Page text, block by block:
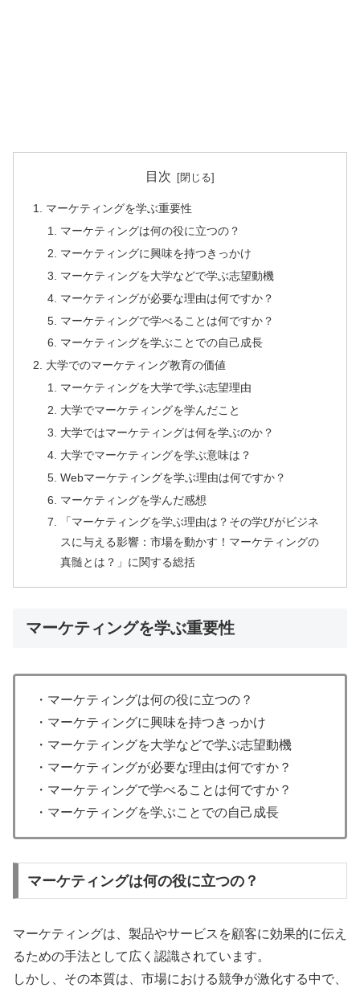
目次
マーケティングを学ぶ重要性
マーケティングは何の役に立つの？
マーケティングに興味を持つきっかけ
マーケティングを大学などで学ぶ志望動機
マーケティングが必要な理由は何ですか？
マーケティングで学べることは何ですか？
マーケティングを学ぶことでの自己成長
大学でのマーケティング教育の価値
マーケティングを大学で学ぶ志望理由
大学でマーケティングを学んだこと
大学ではマーケティングは何を学ぶのか？
大学でマーケティングを学ぶ意味は？
Webマーケティングを学ぶ理由は何ですか？
マーケティングを学んだ感想
「マーケティングを学ぶ理由は？その学びがビジネ
スに与える影響：市場を動かす！マーケティングの
真髄とは？」に関する総括
マーケティングを学ぶ重要性
・マーケティングは何の役に立つの？
・マーケティングに興味を持つきっかけ
・マーケティングを大学などで学ぶ志望動機
・マーケティングが必要な理由は何ですか？
・マーケティングで学べることは何ですか？
・マーケティングを学ぶことでの自己成長
マーケティングは何の役に立つの？
マーケティングは、製品やサービスを顧客に効果的に伝え
るための手法として広く認識されています。
しかし、その本質は、市場における競争が激化する中で、